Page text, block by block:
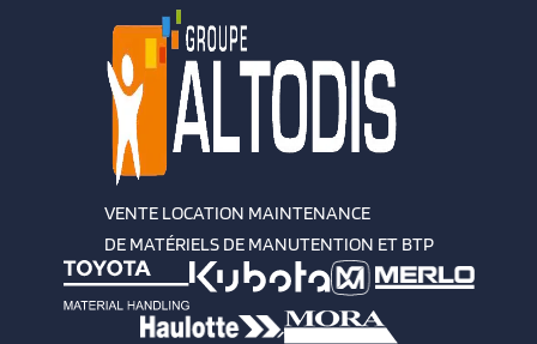
VENTE LOCATION MAINTENANCE
DE MATÉRIELS DE MANUTENTION ET BTP